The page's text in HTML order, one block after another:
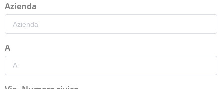
Azienda
A